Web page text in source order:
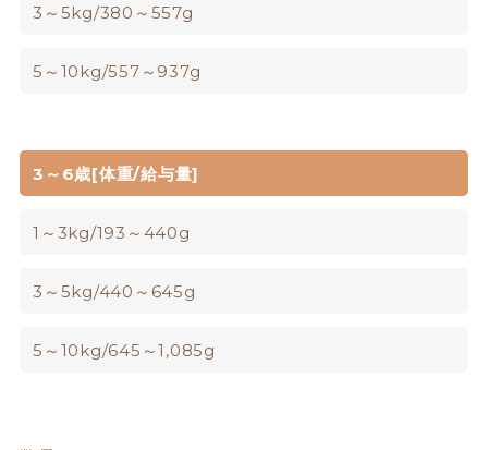
3～5kg/380～557g
5～10kg/557～937g
3～6歳[体重/給与量]
1～3kg/193～440g
3～5kg/440～645g
5～10kg/645～1,085g